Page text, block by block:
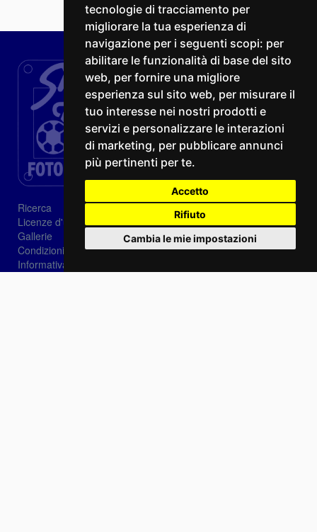
tecnologie di tracciamento per
migliorare la tua esperienza di
navigazione per i seguenti scopi: per
abilitare le funzionalità di base del sito
web, per fornire una migliore
esperienza sul sito web, per misurare il
tuo interesse nei nostri prodotti e
servizi e personalizzare le interazioni
di marketing, per pubblicare annunci
più pertinenti per te.
Accetto
Rifiuto
Cambia le mie impostazioni
Ricerca
Licenze d'utilizzo
Gallerie
Condizioni di vendita
Informativa sui Cookie